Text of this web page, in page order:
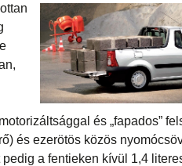
és „fapados”
és ezerötös közös
a fentieken kívül 1,4